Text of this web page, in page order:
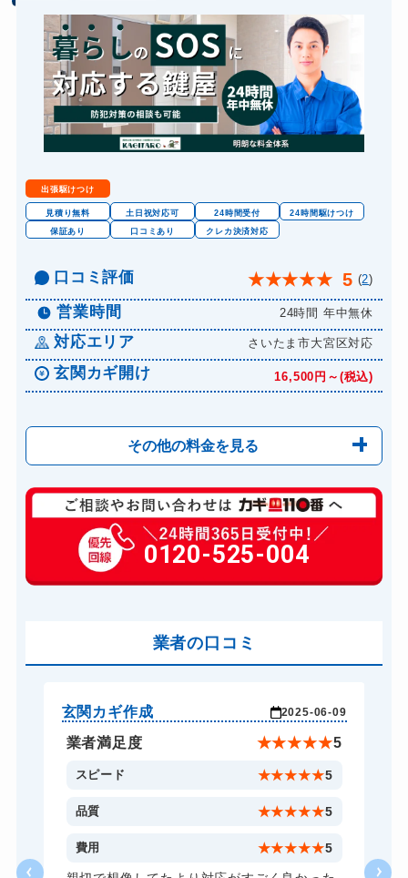
出張駆けつけ
見積り無料 土日祝対応可 24時間受付
24時間駆けつけ
保証あり
口コミあり クレカ決済対応
口コミ評価 ★★★★★ 5 (2)
営業時間 24時間 年中無休
対応エリア さいたま市大宮区対応
玄関カギ開け 16,500円～(税込)
その他の料金を見る
玄関カギ修理 13,200円～(税込)
玄関カギ作成 別途お見積り
玄関カギ交換 16,500円～(税込)
バイクカギ開け
スーツケースカギ開け 13,200円～(税込)
スーツケースカギ作成 19,800円～(税込)
金庫カギ開け 13,200円～(税込)
金庫カギ修理 16,500円～(税込)
27,500円～(税込)
13,200円～(税込)
0120-525-004
業者の口コミ
玄関カギ作成 2025-06-09
業者満足度 ★★★★★5
スピード ★★★★★5
品質 ★★★★★5
費用 ★★★★★5